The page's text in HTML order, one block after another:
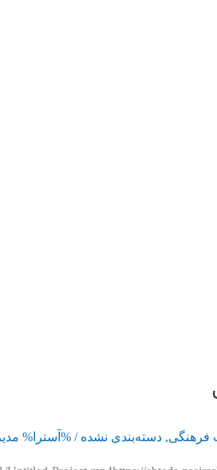
فرهنگی, دسته‌بندی نشده / %آسترا%